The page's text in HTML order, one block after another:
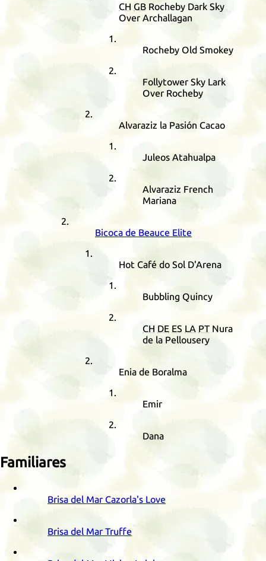
CH GB Rocheby Dark Sky
Over Archallagan
Rocheby Old Smokey
Follytower Sky Lark
Over Rocheby
Alvaraziz la Pasión Cacao
Juleos Atahualpa
Alvaraziz French
Mariana
Bicoca de Beauce Elite
Hot Café do Sol D'Arena
Bubbling Quincy
CH DE ES LA PT Nura
de la Pellousery
Enia de Boralma
Emir
Dana
Familiares
Brisa del Mar Cazorla's Love
Brisa del Mar Truffe